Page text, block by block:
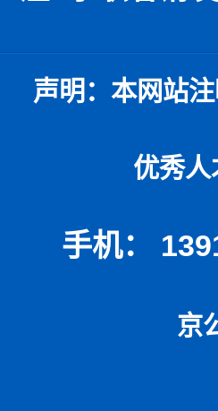
声明：本网站注
优秀人才网
手机：
京